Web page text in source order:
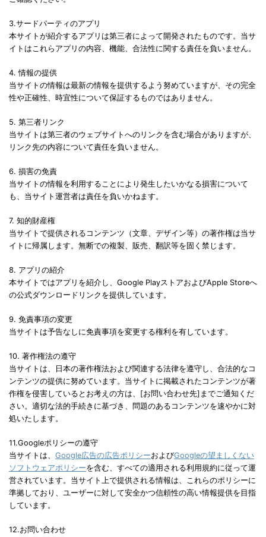
3.サードパーティのアプリ
本サイトが紹介するアプリは第三者によって開発されたものです。当サ
イトはこれらアプリの内容、機能、合法性に関する責任を負いません。
4. 情報の提供
当サイトの情報は最新の情報を提供するよう努めていますが、その完全
性や正確性、時宜性について保証するものではありません。
5. 第三者リンク
当サイトは第三者のウェブサイトへのリンクを含む場合がありますが、
リンク先の内容について責任を負いません。
6. 損害の免責
当サイトの情報を利用することにより発生したいかなる損害について
も、当サイト運営者は責任を負いかねます。
7. 知的財産権
当サイトで提供されるコンテンツ（文章、デザイン等）の著作権は当サ
イトに帰属します。無断での複製、販売、翻訳等を固く禁じます。
8. アプリの紹介
本サイトではアプリを紹介し、Google PlayストアおよびApple Storeへ
の公式ダウンロードリンクを提供しています。
9. 免責事項の変更
当サイトは予告なしに免責事項を変更する権利を有しています。
10. 著作権法の遵守
当サイトは、日本の著作権法および関連する法律を遵守し、合法的なコ
ンテンツの提供に努めています。当サイトに掲載されたコンテンツが著
作権を侵害しているとお考えの方は、[お問い合わせ先]までご通知くだ
さい。適切な法的手続きに基づき、問題のあるコンテンツを速やかに対
処いたします。
11.Googleポリシーの遵守
当サイトは、 Google広告の広告ポリシーおよびGoogleの望ましくない
ソフトウェアポリシーを含む、すべての適用される利用規約に従って運
営されています。当サイト上で提供される情報は、これらのポリシーに
準拠しており、ユーザーに対して安全かつ信頼性の高い情報提供を目指
しています。
12.お問い合わせ